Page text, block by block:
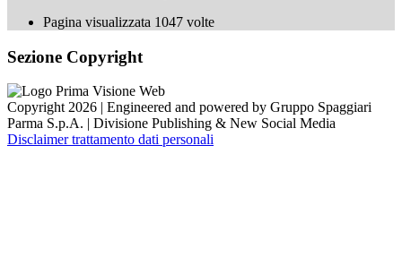
Pagina visualizzata 1047 volte
Sezione Copyright
Copyright 2026 | Engineered and powered by Gruppo Spaggiari
Parma S.p.A. | Divisione Publishing & New Social Media
Disclaimer trattamento dati personali